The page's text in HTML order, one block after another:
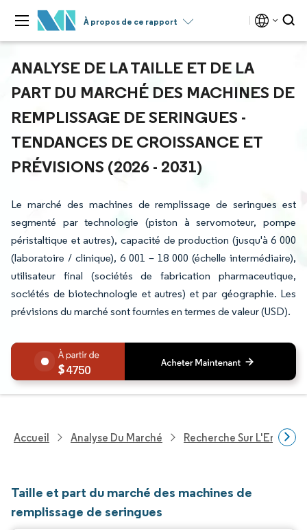
À propos de ce rapport
ANALYSE DE LA TAILLE ET DE LA
PART DU MARCHÉ DES MACHINES DE
REMPLISSAGE DE SERINGUES -
TENDANCES DE CROISSANCE ET
PRÉVISIONS (2026 - 2031)
Le marché des machines de remplissage de seringues est
segmenté par technologie (piston à servomoteur, pompe
péristaltique et autres), capacité de production (jusqu'à 6 000
(laboratoire / clinique), 6 001 – 18 000 (échelle intermédiaire),
utilisateur final (sociétés de fabrication pharmaceutique,
sociétés de biotechnologie et autres) et par géographie. Les
prévisions du marché sont fournies en termes de valeur (USD).
4750
Accueil Analyse Du Marché Recherche Sur
Taille et part du marché des machines de
remplissage de seringues